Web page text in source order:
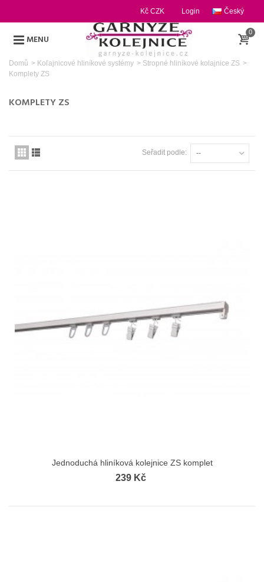
Český
Login
Kč CZK
MENU
0
Domů > Koľajnicové hliníkové systémy > Stropné hliníkové kolajnice ZS >
Komplety ZS
KOMPLETY ZS
Seřadit podle: --
Jednoduchá hliníková kolejnice ZS komplet
239 Kč